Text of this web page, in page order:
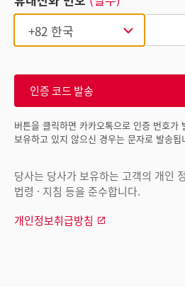
인증 코드 발송
버튼을 클릭하면 카카오톡으로 인증 번호가
보유하고 있지 않으신 경우는 문자로 발송됩
당사는 당사가 보유하는 고객의 개인
법령 · 지침 등을 준수합니다.
개인정보취급방침